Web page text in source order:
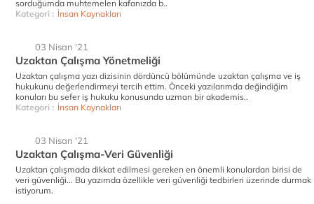
sorduğumda muhtemelen kafanızda b..
Kategori : İnsan Kaynakları
03 Nisan '21
Uzaktan Çalışma Yönetmeliği
Uzaktan çalışma yazı dizisinin dördüncü bölümünde uzaktan çalışma ve iş
hukukunu değerlendirmeyi tercih ettim. Önceki yazılarımda değindiğim
konuları bu sefer iş hukuku konusunda uzman bir akademis..
Kategori : İnsan Kaynakları
03 Nisan '21
Uzaktan Çalışma-Veri Güvenliği
Uzaktan çalışmada dikkat edilmesi gereken en önemli konulardan birisi de
veri güvenliği... Bu yazımda özellikle veri güvenliği tedbirleri üzerinde durmak
istiyorum.